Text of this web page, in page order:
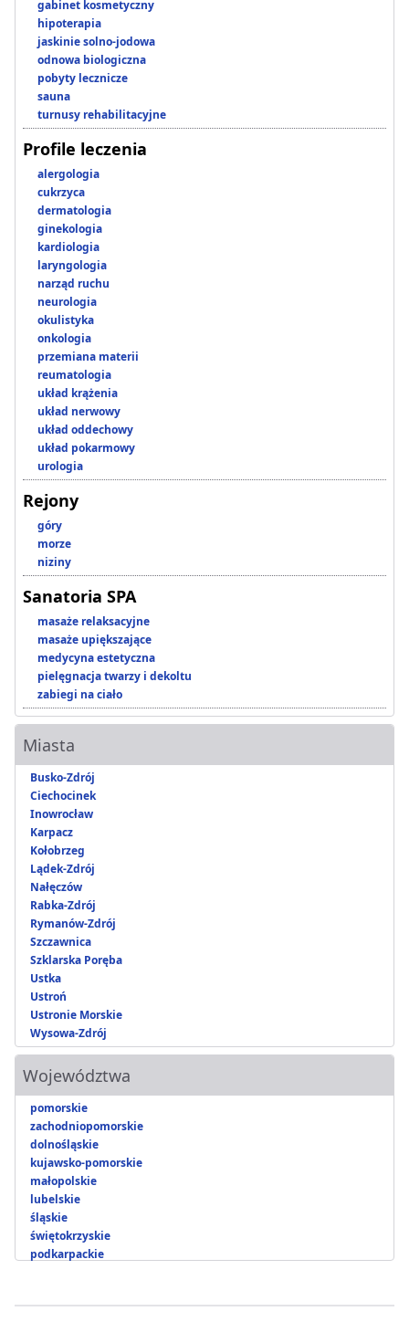
gabinet kosmetyczny
hipoterapia
jaskinie solno-jodowa
odnowa biologiczna
pobyty lecznicze
sauna
turnusy rehabilitacyjne
Profile leczenia
alergologia
cukrzyca
dermatologia
ginekologia
kardiologia
laryngologia
narząd ruchu
neurologia
okulistyka
onkologia
przemiana materii
reumatologia
układ krążenia
układ nerwowy
układ oddechowy
układ pokarmowy
urologia
Rejony
góry
morze
niziny
Sanatoria SPA
masaże relaksacyjne
masaże upiększające
medycyna estetyczna
pielęgnacja twarzy i dekoltu
zabiegi na ciało
Miasta
Busko-Zdrój
Ciechocinek
Inowrocław
Karpacz
Kołobrzeg
Lądek-Zdrój
Nałęczów
Rabka-Zdrój
Rymanów-Zdrój
Szczawnica
Szklarska Poręba
Ustka
Ustroń
Ustronie Morskie
Wysowa-Zdrój
Województwa
pomorskie
zachodniopomorskie
dolnośląskie
kujawsko-pomorskie
małopolskie
lubelskie
śląskie
świętokrzyskie
podkarpackie